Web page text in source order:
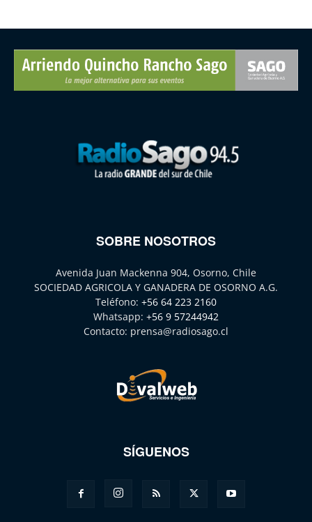
SOBRE NOSOTROS
Avenida Juan Mackenna 904, Osorno, Chile
SOCIEDAD AGRICOLA Y GANADERA DE OSORNO A.G.
Teléfono: +56 64 223 2160
Whatsapp: +56 9 57244942
Contacto: prensa@radiosago.cl
SÍGUENOS